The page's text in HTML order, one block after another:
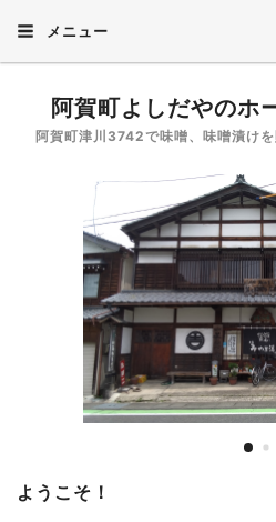
メニュー
阿賀町よしだやのホ
阿賀町津川3742で味噌、味噌󠄀漬けを
ようこそ！